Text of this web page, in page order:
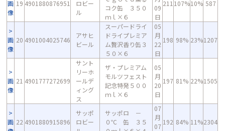
画
像
19 4901880876951
ロビー
ル
コク缶 ３５０
ｍｌ×６
09
日
211 107%10% 587
画
像
20 4901004025746
アサヒ
ビール
スーパードライ
ドライプレミア
ム贅沢香り缶３
５０×６
05
月
22
日
198 98% 23%1207
画
像
21 4901777272699
サント
リーホ
ールデ
ィング
ス
ザ・プレミアム
モルツフェスト
記念特発５００
ｍｌ×６
05
月
20
日
197 81% 22%1505
画 22 4901880915896
サッポ
ロビー
サッポロ －
０℃ 缶 ３５
07
月
07
192 84% 11%2304